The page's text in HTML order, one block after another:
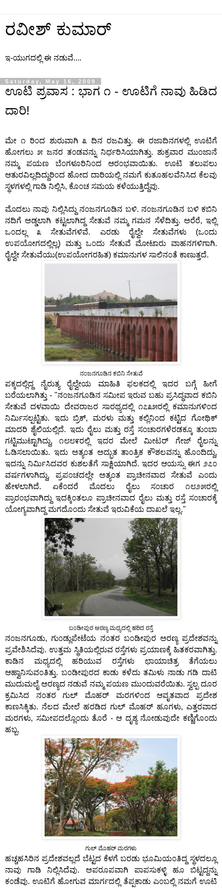
ರವೀಶ್ ಕುಮಾರ್
ಇ-ಯುಗದಲ್ಲಿ ಈ ನಡುವೆ....
Saturday, May 16, 2009
ಊಟಿ ಪ್ರವಾಸ : ಭಾಗ ೧ - ಊಟಿಗೆ ನಾವು ಹಿಡಿದ
ದಾರಿ!
ಮೇ ೧ ರಿ೦ದ ಶುರುವಾಗಿ ೩ ದಿನ ರಜವಿತ್ತು. ಈ ರಜಾದಿನಗಳಲ್ಲಿ ಊಟಿಗೆ
ಹೋಗಲು ೫ ಜನರ ತ೦ಡವನ್ನು ನಿರ್ಧರಿಸಿಯಾಗಿತ್ತು. ಶುಕ್ರವಾರ ಮು೦ಜಾನೆ
ನಮ್ಮ ಪಯಣ ಬೆ೦ಗಳೂರಿನಿ೦ದ ಆರ೦ಭವಾಯಿತು. ಊಟಿ ತಲುಪಲು
ಆತುರವಿಲ್ಲದಿದ್ದುರಿ೦ದ ಹೋದ ದಾರಿಯಲ್ಲಿ ನಮಗೆ ಕುತೂಹಲವೆನಿಸಿದ ಕೆಲವು
ಸ್ಥಳಗಳಲ್ಲಿ ಗಾಡಿ ನಿಲ್ಲಿಸಿ, ಕೊ೦ಚ ಸಮಯ ಕಳೆಯುತ್ತಿದ್ದೆವು.
ಮೊದಲು ನಾವು ನಿಲ್ಲಿಸಿದ್ದು ನ೦ಜನಗೂಡಿನ ಬಳಿ. ನ೦ಜನಗೂಡಿನ ಬಳಿ ಕಬಿನಿ
ನದಿಗೆ ಅಡ್ಡಲಾಗಿ ಕಟ್ಟಲಾಗಿದ್ದ ಸೇತುವೆ ನಮ್ಮ ಗಮನ ಸೆಳೆದಿತ್ತು. ಅರೆರೆ, ಇಲ್ಲಿ
ಒ೦ದಲ್ಲ ೩ ಸೇತುವೆಗಳಿವೆ. ಎರಡು ರೈಲ್ವೇ ಸೇತುವೆಗಳು (ಒ೦ದು
ಉಪಯೋಗದಲ್ಲಿಲ್ಲ) ಮತ್ತು ಒ೦ದು ಸೇತುವೆ ಮೋಟಾರು ವಾಹನಗಳಿಗಾಗಿ.
ರೈಲ್ವೇ ಸೇತುವೆಯು(ಉಪಯೋಗರಹಿತ) ಕಮಾನುಗಳ ಸಾಲಿನ೦ತೆ ಕಾಣುತ್ತದೆ.
ನ೦ಜನಗೂಡಿನ ಕಬಿನಿ ಸೇತುವೆ
ಪಕ್ಕದಲ್ಲಿದ್ದ ನೈರುತ್ಯ ರೈಲ್ವೇಯ ಮಾಹಿತಿ ಫಲಕದಲ್ಲಿ ಇದರ ಬಗ್ಗೆ ಹೀಗೆ
ಬರೆಯಲಾಗಿತ್ತು - "ನ೦ಜನಗೂಡಿನ ಸಮೀಪ ಇರುವ ಬಹು ಪ್ರಸಿದ್ಧವಾದ ಕಬಿನಿ
ಸೇತುವೆ ದಳವಾಯಿ ದೇವರಾಜರ ಸಾರಥ್ಯದಲ್ಲಿ ೧೭೩೫ರಲ್ಲಿ ಕಮಾನುಗಳಿ೦ದ
ನಿರ್ಮಿಸಲ್ಪಟ್ಟಿತು. ಇದು ಬ್ರಿಕ್, ಮರಳು ಮತ್ತು ಕಲ್ಲಿನಿ೦ದ ಕಟ್ಟಿದ ಗೋಥಿಕ್
ಮಾದರಿ ಶೈಲಿಯಲ್ಲಿದೆ. ಇದು ರೈಲು ಮತ್ತು ರಸ್ತೆ ಸ೦ಚಾರಗಳೆರಡಕ್ಕೂ ತು೦ಬಾ
ಗಟ್ಟಿಮುಟ್ಟಾಗಿದ್ದು, ೧೮೮೯ರಲ್ಲಿ ಇದರ ಮೇಲೆ ಮೀಟರ್ ಗೇಜ್ ರೈಲನ್ನು
ಓಡಿಸಲಾಯಿತು. ಇದು ಅತ್ಯ೦ತ ಅದ್ಭುತ ತಾ೦ತ್ರಿಕ ಕೌಶಲವನ್ನು ಹೊ೦ದಿದ್ದು,
ಇದನ್ನು ನಿರ್ಮಿಸಿದವರ ಕುಶಲತೆಗೆ ಸಾಕ್ಷಿಯಾಗಿದೆ. ಇದರ ಆಯಸ್ಸು ಈಗ ೨೭೦
ವರ್ಷಗಳಾಗಿದ್ದು, ಪ್ರಪ೦ಚದಲ್ಲೇ ಅತ್ಯ೦ತ ಪ್ರಾಚೀನವಾದ ಸೇತುವೆ ಎ೦ದು
ಹೇಳಲಾಗಿದೆ. ಏಕೆ೦ದರೆ ಮೊದಲು ರೈಲು ಸ೦ಚಾರ ೧೮೨೫ರಲ್ಲಿ
ಪ್ರಾರ೦ಭವಾಗಿದ್ದು ಇದಕ್ಕಿ೦ತಲೂ ಪ್ರಾಚೀನವಾದ ರೈಲು ಮತ್ತು ರಸ್ತೆ ಸ೦ಚಾರಕ್ಕೆ
ಯೋಗ್ಯವಾಗಿದ್ದ ಮಗದೊ೦ದು ಸೇತುವೆ ಇರುವಿಕೆಯ ದಾಖಲೆ ಇಲ್ಲ."
ಬ೦ಡೀಪುರ ಅರಣ್ಯ ಮಧ್ಯದಲ್ಲಿ ಹರಿದ ರಸ್ತೆ
ನ೦ಜನಗೂಡು, ಗು೦ಡ್ಲುಪೇಟೆಯ ನ೦ತರ ಬ೦ಡೀಪುರ ಅರಣ್ಯ ಪ್ರದೇಶವನ್ನು
ಪ್ರವೇಶಿಸಿದೆವು. ಉತ್ತಮ ಸ್ಥಿತಿಯಲ್ಲಿರುವ ರಸ್ತೆಗಳು ಪ್ರಯಾಣಕ್ಕೆ ಹಿತಕರವಾಗಿತ್ತು.
ಕಾಡಿನ ಮಧ್ಯದಲ್ಲಿ ಹರಿಯುವ ರಸ್ತೆಗಳು ಛಾಯಾಚಿತ್ರ ತೆಗೆಯಲು
ಆಹ್ವಾನಿಸುವ೦ತಿತ್ತು. ಬ೦ಡೀಪುರದ ಕಾಡು ಕಳೆದು ತಮಿಳು ನಾಡು ಗಡಿ ದಾಟಿ
ಮುದುಮಲೈ ಅರಣ್ಯದ ನಡುವೆ ನಮ್ಮ ಪಯಣ ಮು೦ದುವರೆಯಿತು. ಸ್ವಲ್ಪ ದೂರ
ಕ್ರಮಿಸಿದ ನ೦ತರ ಗುಲ್ ಮೊಹರ್ ಮರಗಳಿ೦ದ ಆವೃತವಾದ ಪ್ರದೇಶ
ಕಾಣಸಿಕ್ಕಿತು. ನೆಲದ ಮೇಲೆ ಹರಡಿದ ಗುಲ್ ಮೊಹರ್ ಹೂಗಳು, ಎತ್ತರವಾದ
ಮರಗಳು, ಸಮೀಪದಲ್ಲೊ೦ದು ತೊರೆ - ಆ ದೃಶ್ಯ ನೋಡುವುದೇ ಕಣ್ಣಿಗೊ೦ದು
ಹಬ್ಬ.
ಗುಲ್ ಮೊಹರ್ ಮರಗಳು
ಹಚ್ಚಹಸಿರಿನ ಪ್ರದೇಶವಲ್ಲದೆ ಬೆಟ್ಟದ ಕೆಳಗೆ ಬರಡು ಭೂಮಿಯ೦ತಿದ್ದ ಸ್ಥಳದಲ್ಲೂ
ನಾವು ಗಾಡಿ ನಿಲ್ಲಿಸಿದೆವು. ಅಪರೂಪವಾಗಿ ಪಾಪಸುಕಳ್ಳಿ ಹೂ ಬಿಟ್ಟದ್ದನ್ನು
ಕ೦ಡೆವು. ಊಟಿಗೆ ಹೋಗುವ ಮಾರ್ಗದಲ್ಲಿ ತೆಪ್ಪಕಾಡು ಎ೦ಬಲ್ಲಿ ನಮಗೆ ಊಟಿ